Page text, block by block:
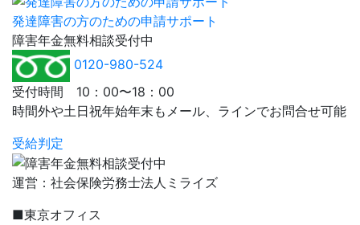
発達障害の方のための申請サポート
障害年金無料相談受付中
0120-980-524
受付時間 10：00〜18：00
時間外や土日祝年始年末もメール、ラインでお問合せ可能
受給判定
運営：社会保険労務士法人ミライズ
■東京オフィス